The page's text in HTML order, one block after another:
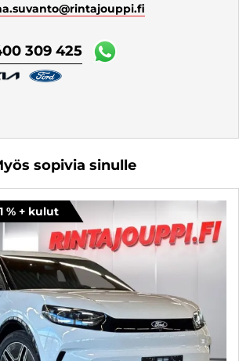
@rintajouppi.fi
309 425
sopivia sinulle
% + kulut